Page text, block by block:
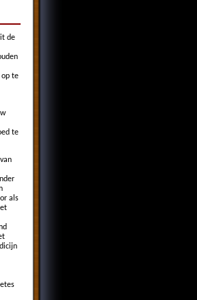
de
op te
te
als